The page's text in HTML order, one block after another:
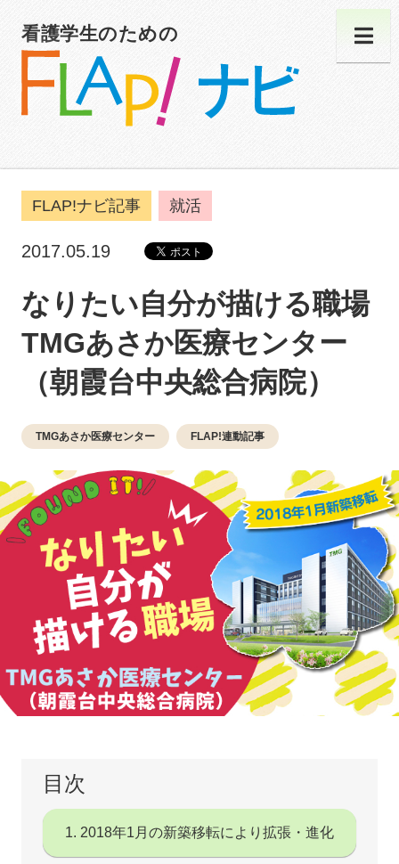
看護学生のための
FLAP!ナビ記事 就活
2017.05.19
なりたい自分が描ける職場
TMGあさか医療センター
（朝霞台中央総合病院）
TMGあさか医療センター FLAP!連動記事
目次
1. 2018年1月の新築移転により拡張・進化